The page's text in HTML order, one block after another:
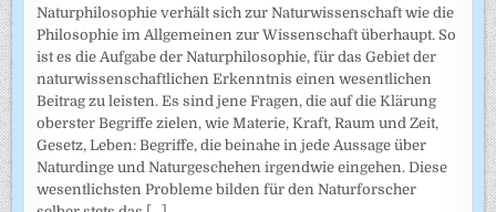
Naturphilosophie verhält sich zur Naturwissenschaft wie die
Philosophie im Allgemeinen zur Wissenschaft überhaupt. So
ist es die Aufgabe der Naturphilosophie, für das Gebiet der
naturwissenschaftlichen Erkenntnis einen wesentlichen
Beitrag zu leisten. Es sind jene Fragen, die auf die Klärung
oberster Begriffe zielen, wie Materie, Kraft, Raum und Zeit,
Gesetz, Leben: Begriffe, die beinahe in jede Aussage über
Naturdinge und Naturgeschehen irgendwie eingehen. Diese
wesentlichsten Probleme bilden für den Naturforscher